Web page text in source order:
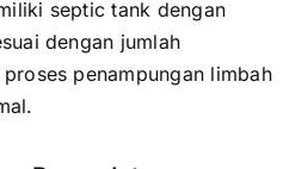
septic tank dengan
dengan jumlah
penampungan limbah